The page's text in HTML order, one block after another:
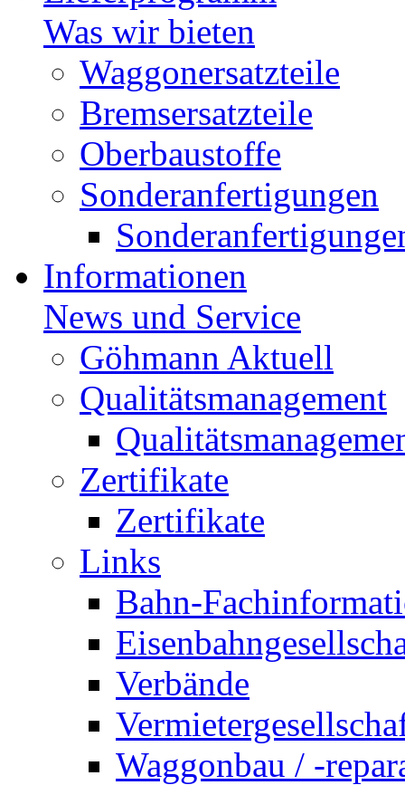
Was wir bieten
Waggonersatzteile
Bremsersatzteile
Oberbaustoffe
Sonderanfertigungen
Informationen
News und Service
Göhmann Aktuell
Qualitätsmanagement
Zertifikate
Zertifikate
Links
Bahn-
Verbände
Waggonbau / -